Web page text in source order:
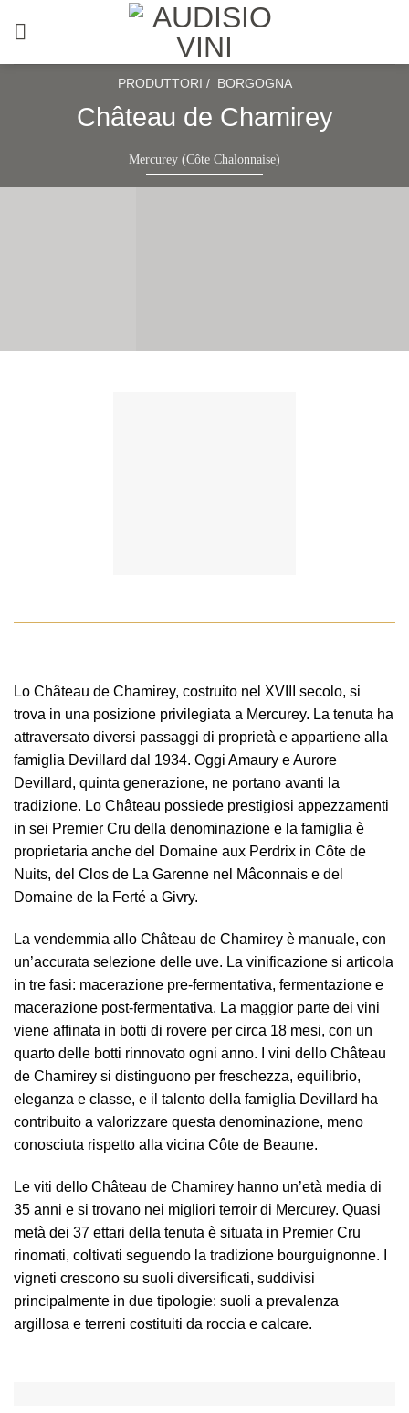
PRODUTTORI / BORGOGNA
Château de Chamirey
Mercurey (Côte Chalonnaise)
Lo Château de Chamirey, costruito nel XVIII secolo, si
trova in una posizione privilegiata a Mercurey. La tenuta ha
attraversato diversi passaggi di proprietà e appartiene alla
famiglia Devillard dal 1934. Oggi Amaury e Aurore
Devillard, quinta generazione, ne portano avanti la
tradizione. Lo Château possiede prestigiosi appezzamenti
in sei Premier Cru della denominazione e la famiglia è
proprietaria anche del Domaine aux Perdrix in Côte de
Nuits, del Clos de La Garenne nel Mâconnais e del
Domaine de la Ferté a Givry.
La vendemmia allo Château de Chamirey è manuale, con
un’accurata selezione delle uve. La vinificazione si articola
in tre fasi: macerazione pre-fermentativa, fermentazione e
macerazione post-fermentativa. La maggior parte dei vini
viene affinata in botti di rovere per circa 18 mesi, con un
quarto delle botti rinnovato ogni anno. I vini dello Château
de Chamirey si distinguono per freschezza, equilibrio,
eleganza e classe, e il talento della famiglia Devillard ha
contribuito a valorizzare questa denominazione, meno
conosciuta rispetto alla vicina Côte de Beaune.
Le viti dello Château de Chamirey hanno un’età media di
35 anni e si trovano nei migliori terroir di Mercurey. Quasi
metà dei 37 ettari della tenuta è situata in Premier Cru
rinomati, coltivati seguendo la tradizione bourguignonne. I
vigneti crescono su suoli diversificati, suddivisi
principalmente in due tipologie: suoli a prevalenza
argillosa e terreni costituiti da roccia e calcare.